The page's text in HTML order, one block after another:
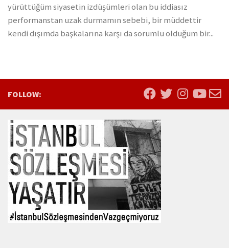
yürüttüğüm siyasetin izdüşümleri olan bu iddiasız
performanstan uzak durmamın sebebi, bir müddettir
kendi dışımda başkalarına karşı da sorumlu olduğum bir...
FOLLOW: